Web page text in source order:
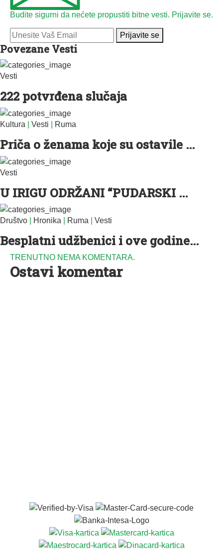
Budite sigurni da nećete propustiti bitne vesti. Prijavite se.
Prijavite se
Povezane Vesti
Vesti
222 potvrđena slučaja
Kultura Vesti Ruma
Priča o ženama koje su ostavile ...
Vesti
U IRIGU ODRŽANI “PUDARSKI ...
Društvo Hronika Ruma Vesti
Besplatni udžbenici i ove godine...
TRENUTNO NEMA KOMENTARA.
Ostavi komentar